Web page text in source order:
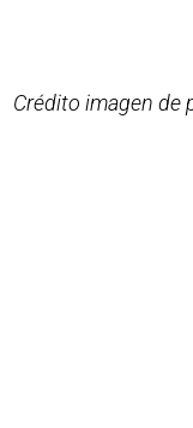
Crédito imagen de